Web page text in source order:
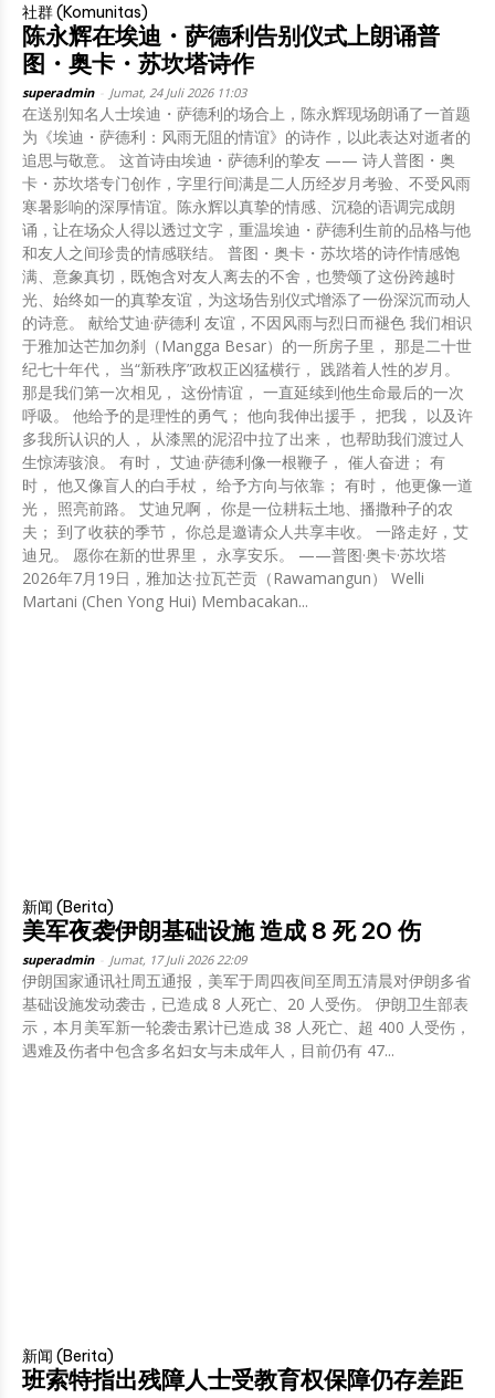
社群 (Komunitas)
陈永辉在埃迪・萨德利告别仪式上朗诵普
图・奥卡・苏坎塔诗作
superadmin Jumat, 24 Juli 2026 11:03
在送别知名人士埃迪・萨德利的场合上，陈永辉现场朗诵了一首题
为《埃迪・萨德利：风雨无阻的情谊》的诗作，以此表达对逝者的
追思与敬意。 这首诗由埃迪・萨德利的挚友 —— 诗人普图・奥
卡・苏坎塔专门创作，字里行间满是二人历经岁月考验、不受风雨
寒暑影响的深厚情谊。陈永辉以真挚的情感、沉稳的语调完成朗
诵，让在场众人得以透过文字，重温埃迪・萨德利生前的品格与他
和友人之间珍贵的情感联结。 普图・奥卡・苏坎塔的诗作情感饱
满、意象真切，既饱含对友人离去的不舍，也赞颂了这份跨越时
光、始终如一的真挚友谊，为这场告别仪式增添了一份深沉而动人
的诗意。 献给艾迪·萨德利 友谊，不因风雨与烈日而褪色 我们相识
于雅加达芒加勿刹（Mangga Besar）的一所房子里， 那是二十世
纪七十年代， 当“新秩序”政权正凶猛横行， 践踏着人性的岁月。
那是我们第一次相见， 这份情谊， 一直延续到他生命最后的一次
呼吸。 他给予的是理性的勇气； 他向我伸出援手， 把我， 以及许
多我所认识的人， 从漆黑的泥沼中拉了出来， 也帮助我们渡过人
生惊涛骇浪。 有时， 艾迪·萨德利像一根鞭子， 催人奋进； 有
时， 他又像盲人的白手杖， 给予方向与依靠； 有时， 他更像一道
光， 照亮前路。 艾迪兄啊， 你是一位耕耘土地、播撒种子的农
夫； 到了收获的季节， 你总是邀请众人共享丰收。 一路走好，艾
迪兄。 愿你在新的世界里， 永享安乐。 ——普图·奥卡·苏坎塔
2026年7月19日，雅加达·拉瓦芒贡（Rawamangun） Welli
Martani (Chen Yong Hui) Membacakan...
新闻 (Berita)
美军夜袭伊朗基础设施 造成 8 死 20 伤
superadmin Jumat, 17 Juli 2026 22:09
伊朗国家通讯社周五通报，美军于周四夜间至周五清晨对伊朗多省
基础设施发动袭击，已造成 8 人死亡、20 人受伤。 伊朗卫生部表
示，本月美军新一轮袭击累计已造成 38 人死亡、超 400 人受伤，
遇难及伤者中包含多名妇女与未成年人，目前仍有 47...
新闻 (Berita)
班索特指出残障人士受教育权保障仍存差距